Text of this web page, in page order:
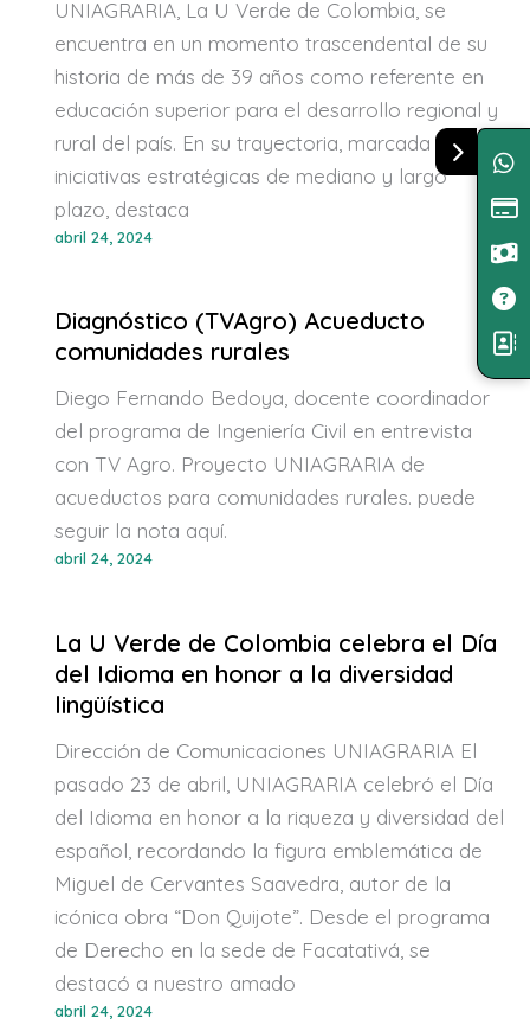
UNIAGRARIA, La U Verde de Colombia, se
encuentra en un momento trascendental de su
historia de más de 39 años como referente en
educación superior para el desarrollo regional y
rural del país. En su trayectoria, marcada por
iniciativas estratégicas de mediano y largo
plazo, destaca
abril 24, 2024
Diagnóstico (TVAgro) Acueducto
comunidades rurales
Diego Fernando Bedoya, docente coordinador
del programa de Ingeniería Civil en entrevista
con TV Agro. Proyecto UNIAGRARIA de
acueductos para comunidades rurales. puede
seguir la nota aquí.
abril 24, 2024
La U Verde de Colombia celebra el Día
del Idioma en honor a la diversidad
lingüística
Dirección de Comunicaciones UNIAGRARIA El
pasado 23 de abril, UNIAGRARIA celebró el Día
del Idioma en honor a la riqueza y diversidad del
español, recordando la figura emblemática de
Miguel de Cervantes Saavedra, autor de la
icónica obra “Don Quijote”. Desde el programa
de Derecho en la sede de Facatativá, se
destacó a nuestro amado
abril 24, 2024